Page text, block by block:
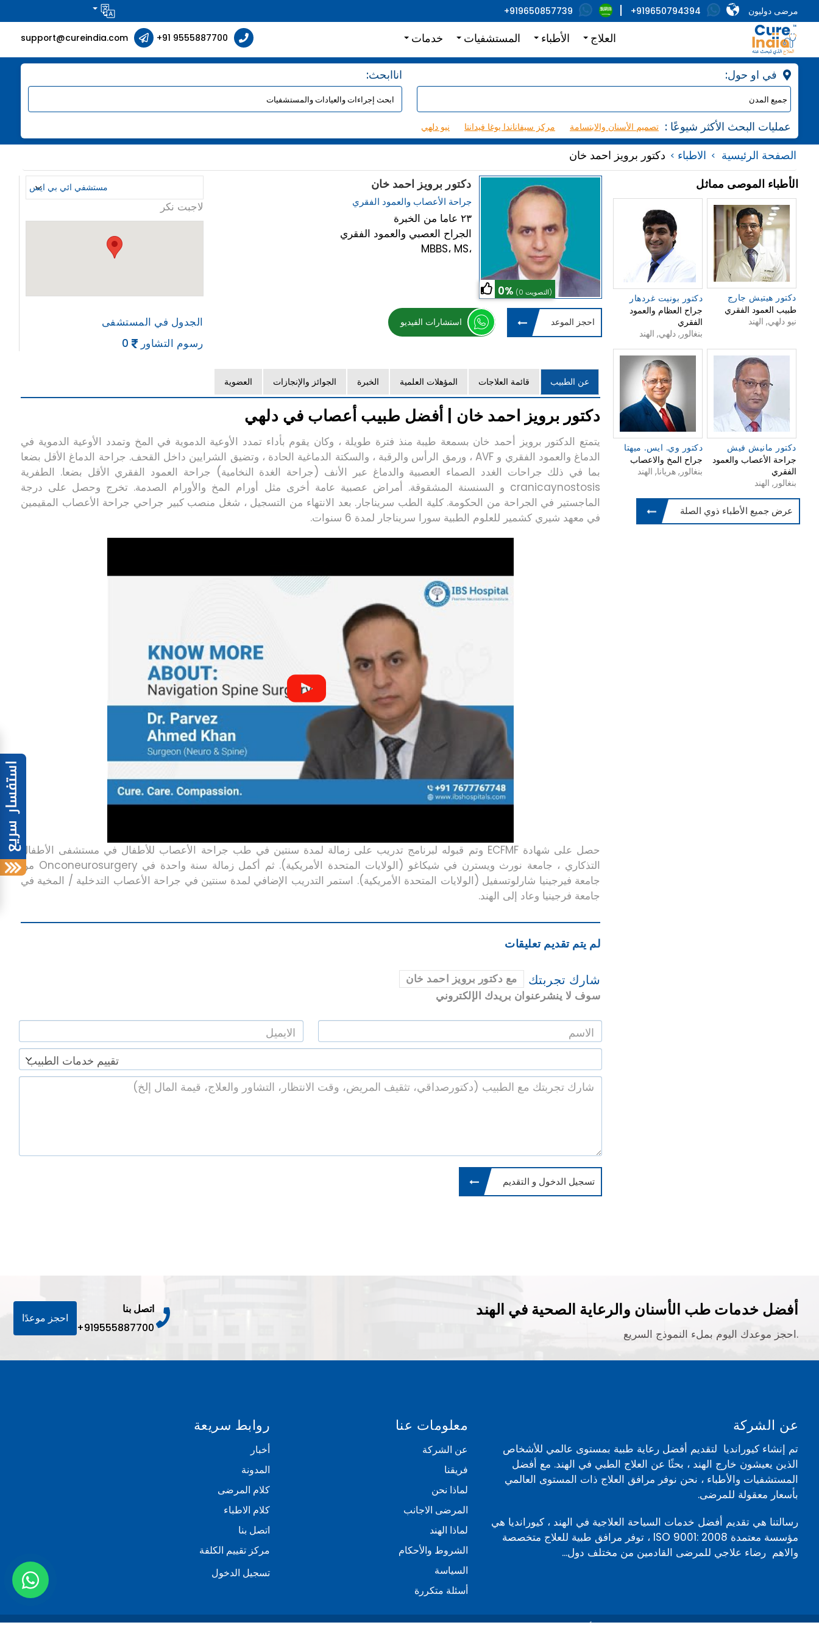
مرضى دوليون +919650794394
+919650857739
العلاج الأطباء المستشفيات خدمات support@cureindia.com +91 9555887700
:اناابحث
: عمليات البحث الأكثر شيوعًا نيو دلهي مركز سيفاناندا يوغا فيدانتا تصميم الأسنان والابتسامة
الصفحة الرئيسية الاطباء دكتور برويز احمد خان
0% (0 التصويت)
دكتور برويز احمد خان
جراحة الأعصاب والعمود الفقري
٢٣ عاما من الخبرة
الجراح العصبي والعمود الفقري
MBBS، MS،
استشارات الفيديو احجز الموعد
لاجبت نكر
الجدول في المستشفى
رسوم التشاور
عن الطبيب قائمة العلاجات المؤهلات العلمية الخبرة الجوائز والإنجازات العضوية
دكتور برويز احمد خان | أفضل طبيب أعصاب في دلهي
يتمتع الدكتور برويز أحمد خان بسمعة طيبة منذ فترة طويلة ، وكان يقوم بأداء تمدد الأوعية الدموية في المخ وتمدد الأوعية الدموية في
الدماغ والعمود الفقري و AVF ، ورمق الرأس والرقبة ، والسكتة الدماغية الحادة ، وتضيق الشرايين داخل القحف. جراحة الدماغ الأقل بضعا
بما في ذلك جراحات الغدد الصماء العصبية والدماغ عبر الأنف (جراحة الغدة النخامية) جراحة العمود الفقري الأقل بضعا. الطفرية
cranicaynostosis و السنسنة المشقوقة. أمراض عصبية عامة أخرى مثل أورام المخ والأورام الصدمة. تخرج وحصل على درجة
الماجستير في الجراحة من الحكومة. كلية الطب سريناجار. بعد الانتهاء من التسجيل ، شغل منصب كبير جراحي جراحة الأعصاب المقيمين
في معهد شيري كشمير للعلوم الطبية سورا سريناجار لمدة 6 سنوات.
حصل على شهادة ECFMF وتم قبوله لبرنامج تدريب على زمالة لمدة سنتين في طب جراحة الأعصاب للأطفال في مستشفى الأطفال
التذكاري ، جامعة نورث ويسترن في شيكاغو (الولايات المتحدة الأمريكية). ثم أكمل زمالة سنة واحدة في Onconeurosurgery من
جامعة فيرجينيا شارلوتسفيل (الولايات المتحدة الأمريكية). استمر التدريب الإضافي لمدة سنتين في جراحة الأعصاب التدخلية / المخية في
جامعة فرجينيا وعاد إلى الهند.
لم يتم تقديم تعليقات
شارك تجربتك
مع دكتور برويز احمد خان
سوف لا ينشرعنوان بريدك الإلكتروني
تسجيل الدخول و التقديم
الأطباء الموصى مماثل
دكتور هيتيش جارج
طبيب العمود الفقري
نيو دلهي, الهند
دكتور بونيت غردهار
جراح العظام والعمود
الفقري
بنغالور, دلهي, الهند
دكتور مانيش فيش
جراحة الأعصاب والعمود
الفقري
بنغالور, الهند
دكتور وي. ايس. ميهتا
جراح المخ والاعصاب
بنغالور, هريانا, الهند
عرض جميع الأطباء ذوي الصلة
أفضل خدمات طب الأسنان والرعاية الصحية في الهند
احجز موعدك اليوم بملء النموذج السريع.
اتصل بنا
+919555887700
احجز موعدًا
عن الشركة
تم إنشاء كيورانديا لتقديم أفضل رعاية طبية بمستوى عالمي للأشخاص
الذين يعيشون خارج الهند ، بحثًا عن العلاج الطبي في الهند. مع أفضل
المستشفيات والأطباء ، نحن نوفر مرافق العلاج ذات المستوى العالمي
بأسعار معقولة للمرضى.
رسالتنا هي تقديم أفضل خدمات السياحة العلاجية في الهند ، كيورانديا هي
مؤسسة معتمدة ISO 9001: 2008 ، توفر مرافق طبية للعلاج متخصصة
والاهم رضاء علاجي للمرضى القادمين من مختلف دول...
معلومات عنا
عن الشركة
فريقنا
لماذا نحن
المرضى الاجانب
لماذا الهند
الشروط والأحكام
السياسة
أسئلة متكررة
روابط سريعة
أخبار
المدونة
كلام المرضى
كلام الاطباء
اتصل بنا
مركز تقييم الكلفة
تسجيل الدخول